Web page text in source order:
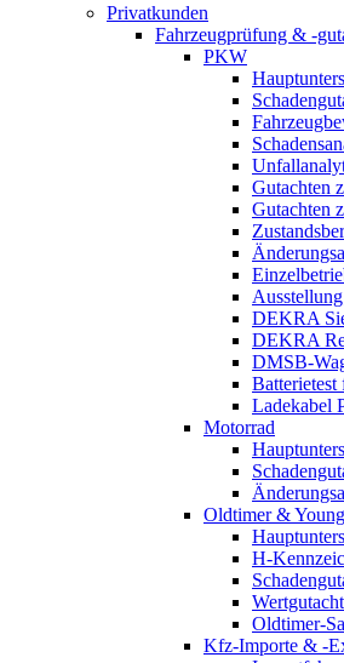
Privatkunden
Fahrzeugprüfung & -
PKW
Gutachten
Gutachten
DEKRA
DEKRA
DMSB-
Batterietest
Ladekabel
Motorrad
Oldtimer &
H-
Oldtimer-
Kfz-Importe & -